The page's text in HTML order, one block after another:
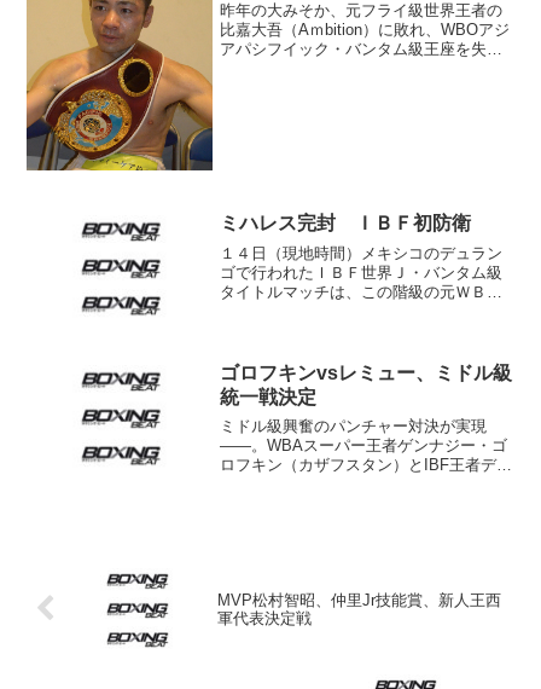
昨年の大みそか、元フライ級世界王者の
比嘉大吾（Aｍbition）に敗れ、WBOアジ
アパシフイック・バンタム級王座を失っ
ミハレス完封 ＩＢＦ初防衛
１４日（現地時間）メキシコのデュラン
ゴで行われたＩＢＦ世界Ｊ・バンタム級
タイトルマッチは、この階級の元ＷＢＣ
判定勝ちを収め、初防衛に成...
ゴロフキンvsレミュー、ミドル級
統一戦決定
ミドル級興奮のパンチャー対決が実現
――。WBAスーパー王者ゲンナジー・ゴ
ロフキン（カザフスタン）とIBF王者デビ
MVP松村智昭、仲里Jr技能賞、新人王西
軍代表決定戦